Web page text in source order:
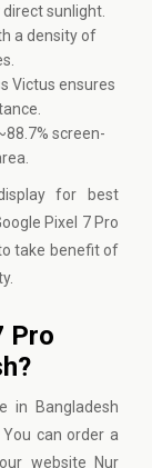
sunlight.
a density of
Victus ensures
screen-
for best
Pixel 7 Pro
take benefit of
Pro
in Bangladesh
can order a
website Nur